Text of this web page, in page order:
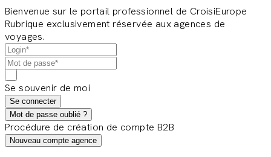
Bienvenue sur le portail professionnel de CroisiEurope
Rubrique exclusivement réservée aux agences de
voyages.
Se souvenir de moi
Se connecter
Mot de passe oublié ?
Procédure de création de compte B2B
Nouveau compte agence